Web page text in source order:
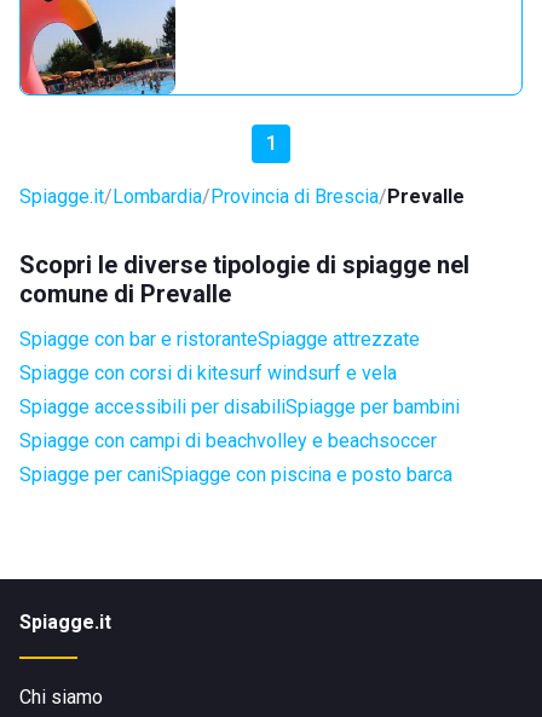
1
Spiagge.it Lombardia Provincia di Brescia Prevalle
Scopri le diverse tipologie di spiagge nel
comune di Prevalle
Spiagge con bar e ristoranteSpiagge attrezzate
Spiagge con corsi di kitesurf windsurf e vela
Spiagge accessibili per disabiliSpiagge per bambini
Spiagge con campi di beachvolley e beachsoccer
Spiagge per caniSpiagge con piscina e posto barca
Spiagge.it
Chi siamo